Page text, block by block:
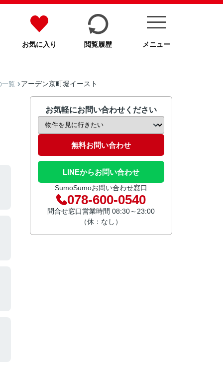
お気に入り 閲覧履歴 メニュー
一覧 アーデン京町堀イースト
お気軽にお問い合わせください
無料お問い合わせ
LINEからお問い合わせ
SumoSumoお問い合わせ窓口
078-600-0540
問合せ窓口営業時間 08:30～23:00
（休：なし）